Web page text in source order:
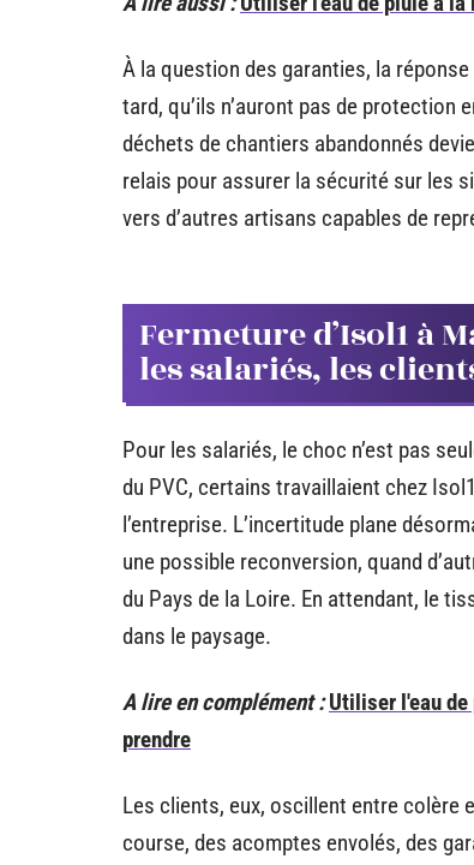
À la question des garanties, la
tard, qu’ils n’auront pas de protection
déchets de chantiers abandonnés
relais pour assurer la sécurité sur les
vers d’autres artisans capables de
Fermeture d’Isol1 à
les salariés, les
Pour les salariés, le choc n’est pas
du PVC, certains travaillaient chez
l’entreprise. L’incertitude plane
une possible reconversion, quand
du Pays de la Loire. En attendant, le
dans le paysage.
A lire en complément : Utiliser l'eau
prendre
Les clients, eux, oscillent entre colère
course, des acomptes envolés, des